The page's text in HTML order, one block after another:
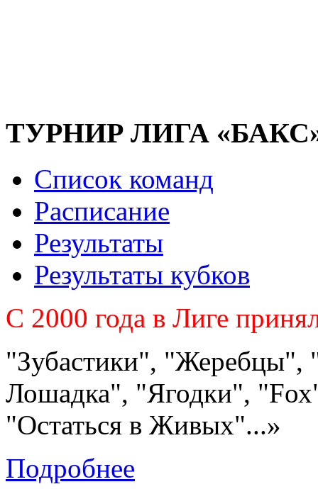
ТУРНИР ЛИГА
Список команд
Расписание
Результаты
Результаты кубков
C 2000 года в Лиге
"Зубастики", "Жеребцы",
Лошадка", "Ягодки",
"Остаться в Живых"...»
Подробнее